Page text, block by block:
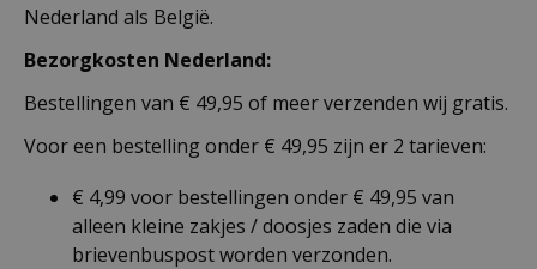
Nederland als België.
Bezorgkosten Nederland:
Bestellingen van € 49,95 of meer verzenden wij gratis.
Voor een bestelling onder € 49,95 zijn er 2 tarieven:
€ 4,99 voor bestellingen onder € 49,95 van
alleen kleine zakjes / doosjes zaden die via
brievenbuspost worden verzonden.